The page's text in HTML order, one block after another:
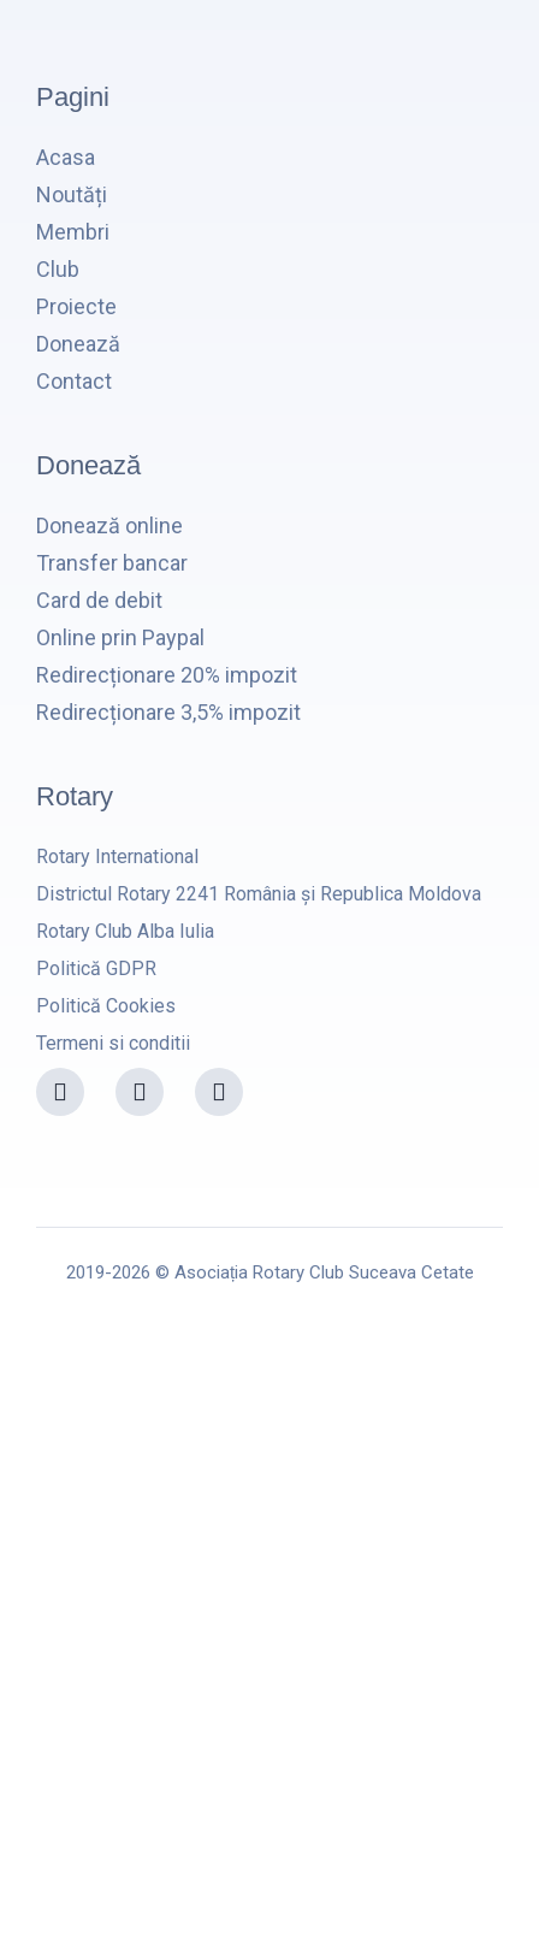
Pagini
Acasa
Noutăți
Membri
Club
Proiecte
Donează
Contact
Donează
Donează online
Transfer bancar
Card de debit
Online prin Paypal
Redirecționare 20% impozit
Redirecționare 3,5% impozit
Rotary
Rotary International
Districtul Rotary 2241 România și Republica Moldova
Rotary Club Alba Iulia
Politică GDPR
Politică Cookies
Termeni si conditii
F
a
c
o
I
n
s
r
m
Y
o
u
e
2019-2026 © Asociația Rotary Club Suceava Cetate